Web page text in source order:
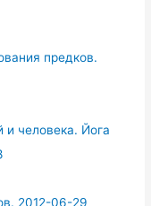
предков.
и человека. Йога
2012-06-29